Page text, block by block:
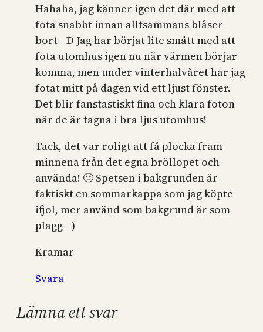
Hahaha, jag känner igen det där med att
fota snabbt innan alltsammans blåser
bort =D Jag har börjat lite smått med att
fota utomhus igen nu när värmen börjar
komma, men under vinterhalvåret har jag
fotat mitt på dagen vid ett ljust fönster.
Det blir fanstastiskt fina och klara foton
när de är tagna i bra ljus utomhus!
Tack, det var roligt att få plocka fram
minnena från det egna bröllopet och
använda! 🙂 Spetsen i bakgrunden är
faktiskt en sommarkappa som jag köpte
ifjol, mer använd som bakgrund är som
plagg =)
Kramar
Svara
Lämna ett svar